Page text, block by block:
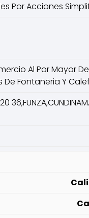
Por Acciones
Al Por Mayor
De Fontaneria Y